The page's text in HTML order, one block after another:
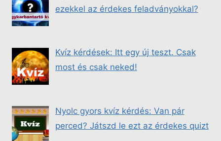
ezekkel az érdekes feladványokkal?
Kvíz kérdések: Itt egy új teszt. Csak
most és csak neked!
Nyolc gyors kvíz kérdés: Van pár
perced? Játszd le ezt az érdekes quizt